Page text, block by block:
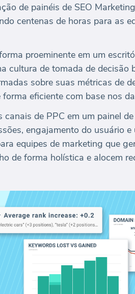
de painéis de SEO
centenas de horas para as
proeminente em um
cultura de tomada de decisão
sobre suas métricas de
eficiente com base nos
de PPC em um painel
engajamento do usuário
equipes de marketing que
de forma holística e alocem